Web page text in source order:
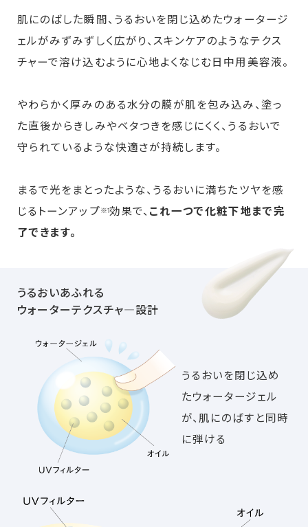
肌にのばした瞬間、うるおいを閉じ込めたウォータージ
ェルがみずみずしく広がり、スキンケアのようなテクス
チャーで溶け込むように心地よくなじむ日中用美容液。
やわらかく厚みのある水分の膜が肌を包み込み、塗っ
た直後からきしみやベタつきを感じにくく、うるおいで
守られているような快適さが持続します。
まるで光をまとったような、うるおいに満ちたツヤを感
じるトーンアップ※1効果で、 これ一つで化粧下地まで完
了できます。
うるおいあふれる
ウォーターテクスチャ―設計
うるおいを閉じ込め
たウォータージェル
が、肌にのばすと同時
に弾ける